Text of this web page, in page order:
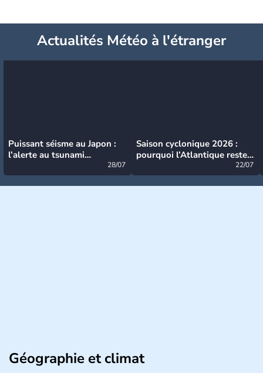
Actualités Météo à l'étranger
Puissant séisme au Japon :
l’alerte au tsunami
28/07
Saison cyclonique 2026 :
pourquoi l’Atlantique reste
22/07
Géographie et climat